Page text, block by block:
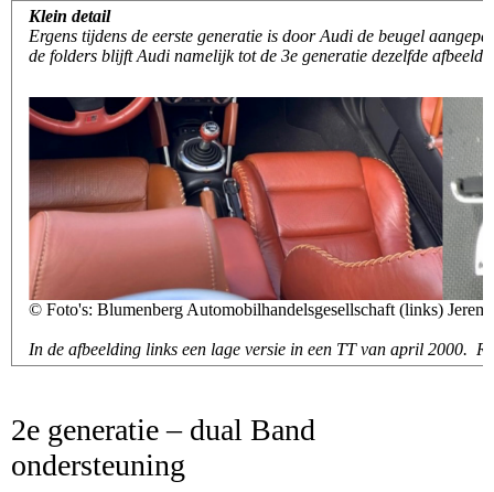
Klein detail
Ergens tijdens de eerste generatie is door Audi de beugel
de folders blijft Audi namelijk tot de 3e generatie dezelfde
© Foto's: Blumenberg Automobilhandelsgesellschaft (links)
In de afbeelding links een lage versie in een TT van april 2000.
2e generatie – dual Band
ondersteuning